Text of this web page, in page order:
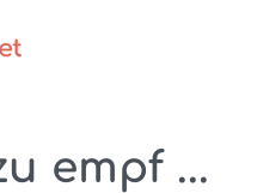
empf ...